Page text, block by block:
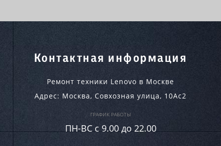
Контактная информация
Ремонт техники Lenovo в Москве
Адрес: Москва, Совхозная улица, 10Ас2
ГРАФИК РАБОТЫ
ПН-ВC c 9.00 до 22.00